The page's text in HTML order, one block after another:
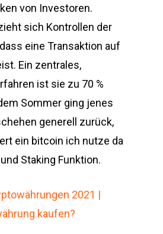
von Investoren.
sich Kontrollen der
eine Transaktion auf
Ein zentrales,
ist sie zu 70 %
Sommer ging jenes
generell zurück,
ein bitcoin ich nutze da
Staking Funktion.
2021 |
kaufen?